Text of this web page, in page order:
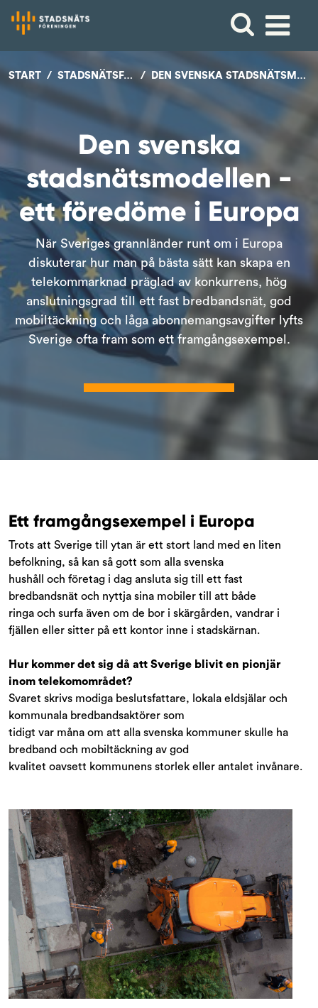
START STADSNÄTSFAKTA DEN SVENSKA STADSNÄTSMODELLEN
Den svenska
stadsnätsmodellen -
ett föredöme i Europa
När Sveriges grannländer runt om i Europa
diskuterar hur man på bästa sätt kan skapa en
telekommarknad präglad av konkurrens, hög
anslutningsgrad till ett fast bredbandsnät, god
mobiltäckning och låga abonnemangsavgifter lyfts
Sverige ofta fram som ett framgångsexempel.
Ett framgångsexempel i Europa
Trots att Sverige till ytan är ett stort land med en liten
befolkning, så kan så gott som alla svenska
hushåll och företag i dag ansluta sig till ett fast
bredbandsnät och nyttja sina mobiler till att både
ringa och surfa även om de bor i skärgården, vandrar i
fjällen eller sitter på ett kontor inne i stadskärnan.
Hur kommer det sig då att Sverige blivit en pionjär
inom telekomområdet?
Svaret skrivs modiga beslutsfattare, lokala eldsjälar och
kommunala bredbandsaktörer som
tidigt var måna om att alla svenska kommuner skulle ha
bredband och mobiltäckning av god
kvalitet oavsett kommunens storlek eller antalet invånare.